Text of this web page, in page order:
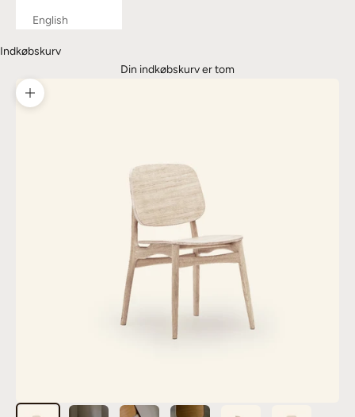
English
Indkøbskurv
Din indkøbskurv er tom
Zoom billede